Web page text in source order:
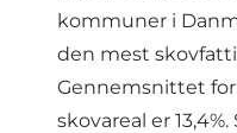
kommuner i
den mest
Gennemsnittet
skovareal er